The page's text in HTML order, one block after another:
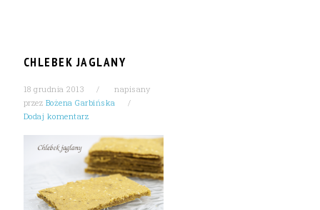
CHLEBEK JAGLANY
18 grudnia 2013
napisany
przez Bożena Garbińska
Dodaj komentarz